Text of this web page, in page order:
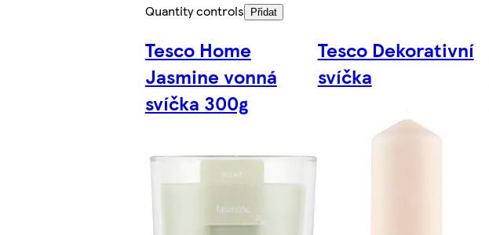
Quantity controls
Přidat
Tesco Home
Jasmine vonná
svíčka 300g
Tesco Dekorativní
svíčka